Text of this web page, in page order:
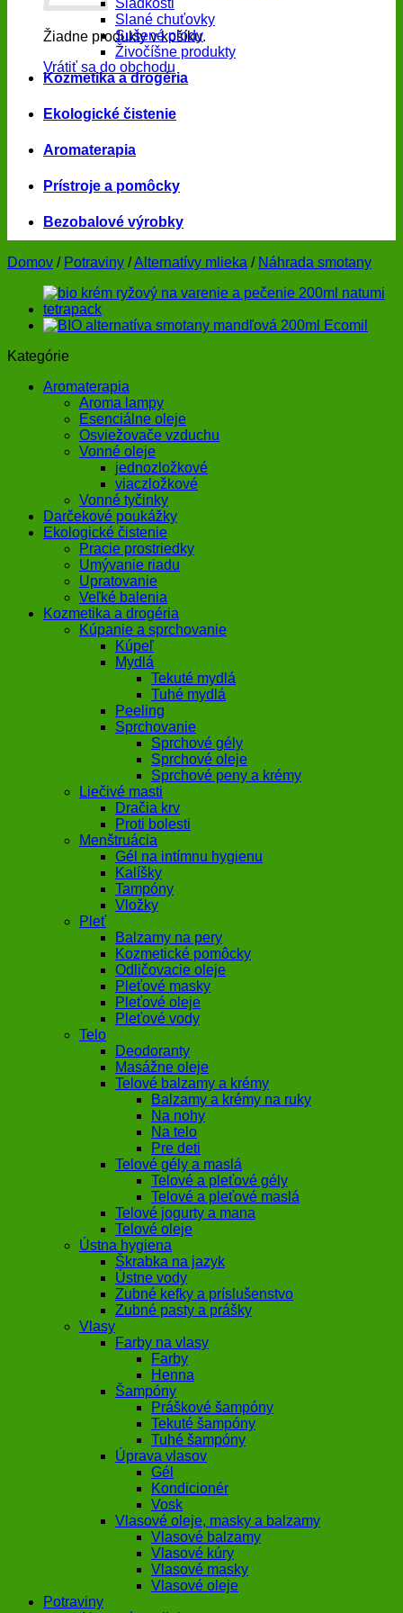
Žiadne produkty v košíku.
Vrátiť sa do obchodu
Sladkosti
Slané chuťovky
Sušené plody
Živočíšne produkty
Kozmetika a drogéria
Ekologické čistenie
Aromaterapia
Prístroje a pomôcky
Bezobalové výrobky
Domov / Potraviny /Alternatívy mlieka / Náhrada smotany
Kategórie
Aromaterapia
Aroma lampy
Esenciálne oleje
Osviežovače vzduchu
Vonné oleje
jednozložkové
viaczložkové
Vonné tyčinky
Darčekové poukážky
Ekologické čistenie
Pracie prostriedky
Umývanie riadu
Upratovanie
Veľké balenia
Kozmetika a drogéria
Kúpanie a sprchovanie
Kúpeľ
Mydlá
Tekuté mydlá
Tuhé mydlá
Peeling
Sprchovanie
Sprchové gély
Sprchové oleje
Sprchové peny a krémy
Liečivé masti
Dračia krv
Proti bolesti
Menštruácia
Gél na intímnu hygienu
Kalíšky
Tampóny
Vložky
Pleť
Balzamy na pery
Kozmetické pomôcky
Odličovacie oleje
Pleťové masky
Pleťové oleje
Pleťové vody
Telo
Deodoranty
Masážne oleje
Telové balzamy a krémy
Balzamy a krémy na ruky
Na nohy
Na telo
Pre deti
Telové gély a maslá
Telové a pleťové gély
Telové a pleťové maslá
Telové jogurty a mana
Telové oleje
Ústna hygiena
Škrabka na jazyk
Ústne vody
Zubné kefky a príslušenstvo
Zubné pasty a prášky
Vlasy
Farby na vlasy
Farby
Henna
Šampóny
Práškové šampóny
Tekuté šampóny
Tuhé šampóny
Úprava vlasov
Gél
Kondicionér
Vosk
Vlasové oleje, masky a balzamy
Vlasové balzamy
Vlasové kúry
Vlasové masky
Vlasové oleje
Potraviny